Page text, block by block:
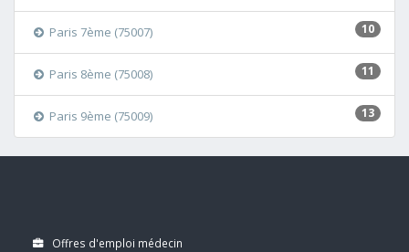
10
Paris 7ème (75007)
11
Paris 8ème (75008)
13
Paris 9ème (75009)
Offres d'emploi médecin